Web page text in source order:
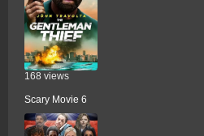
168 views
Scary Movie 6